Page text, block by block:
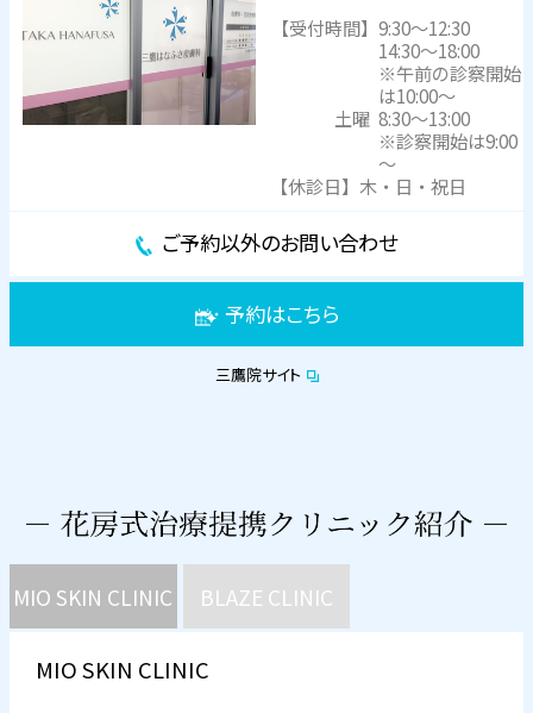
【受付時間】9:30～12:30
14:30～18:00
※午前の診察開始
は10:00～
土曜 8:30～13:00
※診察開始は9:00
～
【休診日】木・日・祝日
ご予約以外のお問い合わせ
予約はこちら
三鷹院サイト
MIO SKIN CLINIC BLAZE CLINIC
MIO SKIN CLINIC